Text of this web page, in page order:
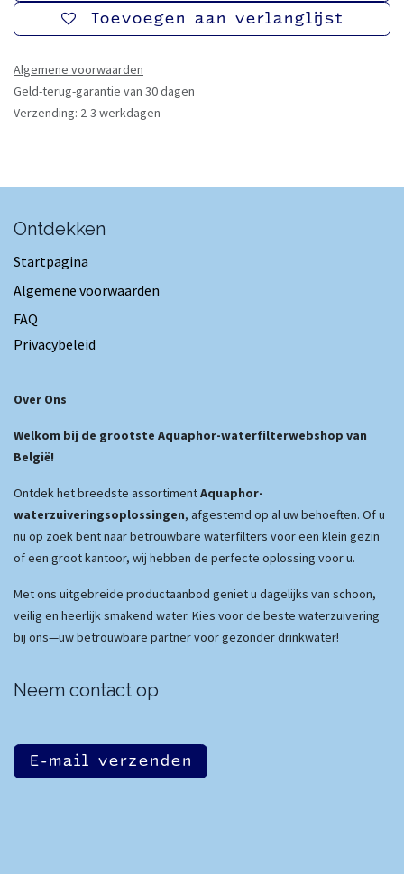
Toevoegen aan verlanglijst
Algemene voorwaarden
Geld-terug-garantie van 30 dagen
Verzending: 2-3 werkdagen
Ontdekken
Startpagina
Algemene voorwaarden
FAQ
Privacybeleid
Over Ons
Welkom bij de grootste Aquaphor-waterfilterwebshop van
België!
Ontdek het breedste assortimentAquaphor-
waterzuiveringsoplossingen, afgestemd op al uw behoeften. Of u
nu op zoek bent naar betrouwbare waterfilters voor een klein gezin
of een groot kantoor, wij hebben de perfecte oplossing voor u.
Met ons uitgebreide productaanbod geniet u dagelijks van schoon,
veilig en heerlijk smakend water. Kies voor de beste waterzuivering
bij ons—uw betrouwbare partner voor gezonder drinkwater!
Neem contact op
E-mail verzenden